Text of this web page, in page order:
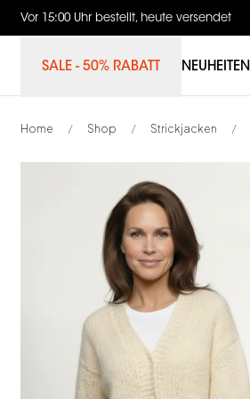
Vor 15:00 Uhr bestellt, heute versendet
SALE - 50% RABATT NEUHEITEN
Home / Shop / Strickjacken /